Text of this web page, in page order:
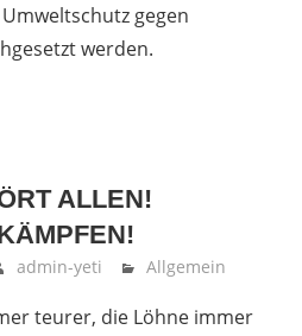
gegen
werden.
ALLEN!
admin-yeti Allgemein
teurer, die Löhne immer